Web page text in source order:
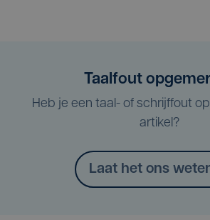
Taalfout
Heb je een taal- of schrijffout
artikel?
Laat het ons